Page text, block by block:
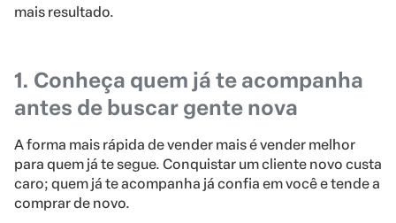
mais resultado.
1. Conheça quem já te acompanha
antes de buscar gente nova
A forma mais rápida de vender mais é vender melhor
para quem já te segue. Conquistar um cliente novo custa
caro; quem já te acompanha já confia em você e tende a
comprar de novo.